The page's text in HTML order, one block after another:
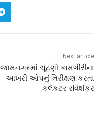
Next article
જામનગરમાં ચૂંટણી કામગીરીના
આખરી ઓપનું નિરીક્ષણ કરતા
કલેકટર રવિશંકર